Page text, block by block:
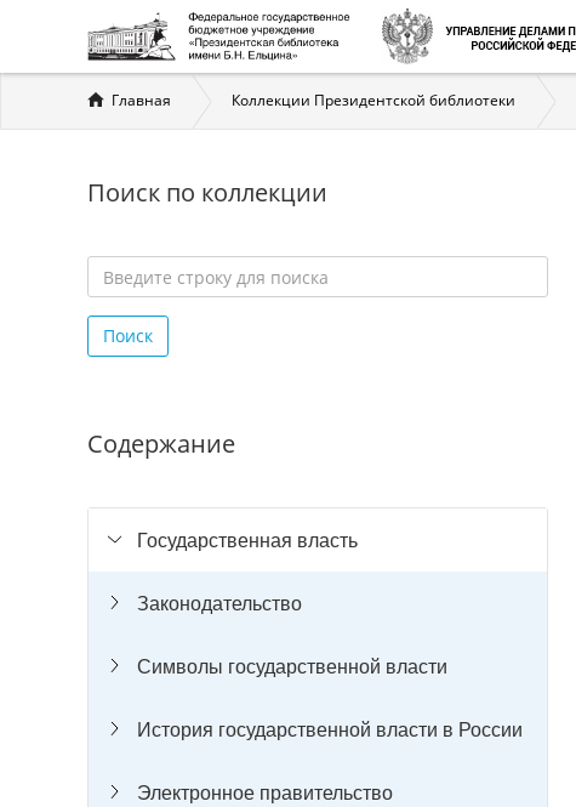
Вы
здесь
Главная Коллекции Президентской библиотеки
Поиск по коллекции
строку
для
Поиск
Содержание
Государственная власть
Законодательство
Символы государственной власти
История государственной власти в России
Электронное правительство